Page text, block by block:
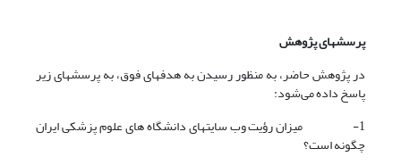
پرسشهای پژوهش
در پژوهش حاضر، به منظور رسیدن به هدفهای فوق، به پرسشهای زیر
پاسخ داده می‌شود:
1- میزان رؤیت وب سایتهای دانشگاه های علوم پزشکی ایران
چگونه است؟